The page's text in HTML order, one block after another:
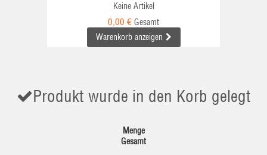
Keine Artikel
0,00 € Gesamt
Warenkorb anzeigen
Produkt wurde in den Korb gelegt
Menge
Gesamt